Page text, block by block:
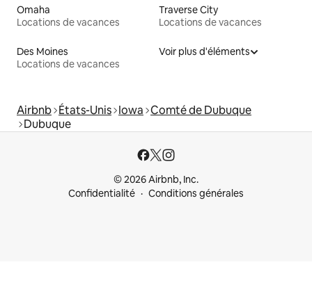
Omaha
Locations de vacances
Traverse City
Locations de vacances
Des Moines
Locations de vacances
Voir plus d'éléments
Airbnb États-Unis Iowa Comté de Dubuque
Dubuque
© 2026 Airbnb, Inc.
Confidentialité
Conditions générales